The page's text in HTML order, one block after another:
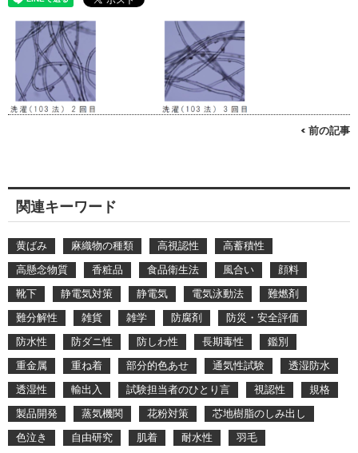
< 前の記事
関連キーワード
黄ばみ 麻織物の種類 高視認性
高蓄積性
高懸念物質
香粧品 食品衛生法 風合い
顔料
靴下
静電気対策 静電気 電気泳動法
難燃剤
難分解性
雑貨 雑学 防腐剤
防災・安全評価
防水性
防ダニ性 防しわ性 長期毒性
鑑別
重金属
重ね着 部分的色あせ 通気性試験
透湿防水
透湿性
輸出入 試験担当者のひとり言 視認性
規格
製品開発
蒸気機関 花粉対策
芯地樹脂のしみ出し
色泣き
自由研究 肌着 耐水性
羽毛